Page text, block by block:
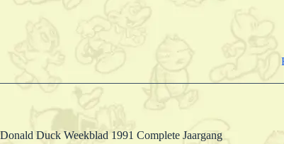
Donald Duck Weekblad 1991 Complete Jaargang